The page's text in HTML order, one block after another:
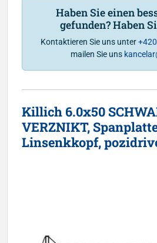
Haben Sie einen
gefunden? Haben
Kontaktieren Sie uns unter
mailen Sie uns
Killich 6.0x50
VERZNIKT,
Linsenkkopf,